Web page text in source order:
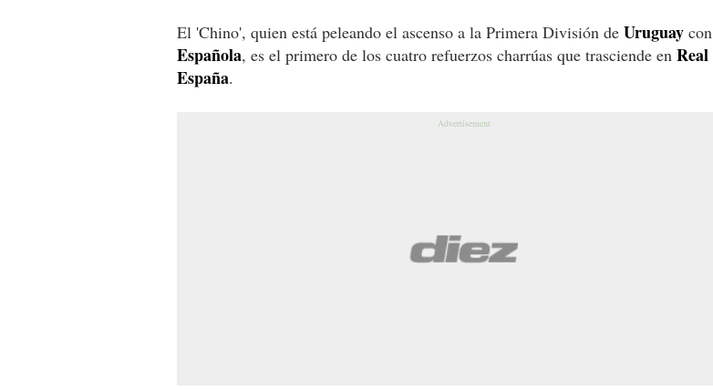
El 'Chino', quien está peleando el ascenso a la Primera División de Uruguay con
Española, es el primero de los cuatro refuerzos charrúas que trasciende en Real
España.